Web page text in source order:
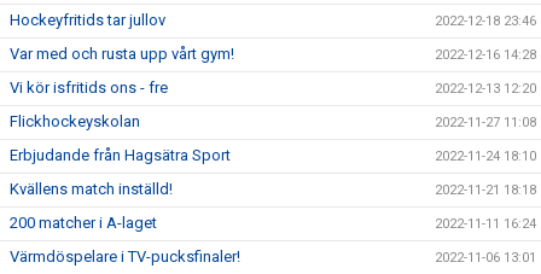
Hockeyfritids tar jullov 2022-12-18 23:46
Var med och rusta upp vårt gym! 2022-12-16 14:28
Vi kör isfritids ons - fre 2022-12-13 12:20
Flickhockeyskolan 2022-11-27 11:08
Erbjudande från Hagsätra Sport 2022-11-24 18:10
Kvällens match inställd! 2022-11-21 18:18
200 matcher i A-laget 2022-11-11 16:24
Värmdöspelare i TV-pucksfinaler! 2022-11-06 13:01